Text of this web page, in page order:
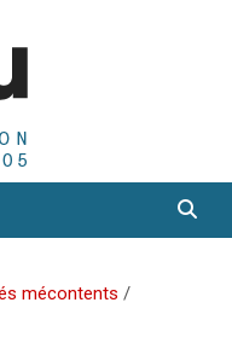
mécontents